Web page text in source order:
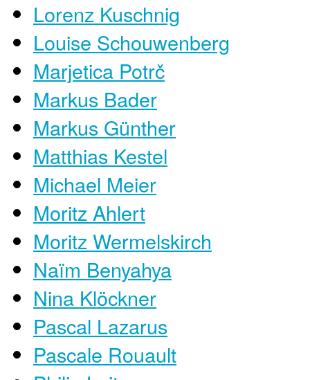
Lorenz Kuschnig
Louise Schouwenberg
Marjetica Potrč
Markus Bader
Markus Günther
Matthias Kestel
Michael Meier
Moritz Ahlert
Moritz Wermelskirch
Naïm Benyahya
Nina Klöckner
Pascal Lazarus
Pascale Rouault